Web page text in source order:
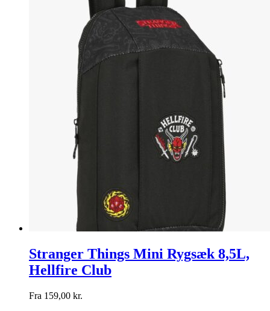
Stranger Things Mini Rygsæk 8,5L,
Hellfire Club
Fra 159,00 kr.